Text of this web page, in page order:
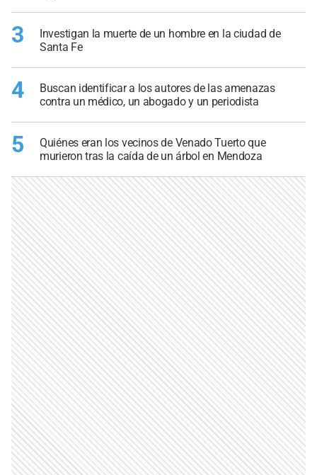
3
Investigan la muerte de un hombre en la ciudad de
Santa Fe
4
Buscan identificar a los autores de las amenazas
contra un médico, un abogado y un periodista
5
Quiénes eran los vecinos de Venado Tuerto que
murieron tras la caída de un árbol en Mendoza